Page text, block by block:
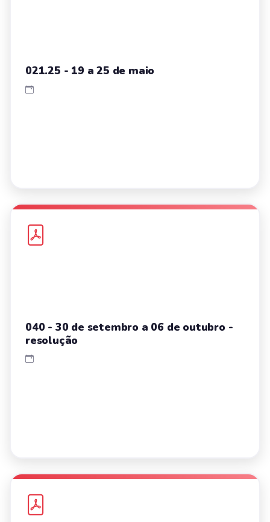
021.25 - 19 a 25 de maio
040 - 30 de setembro a 06 de outubro -
resolução